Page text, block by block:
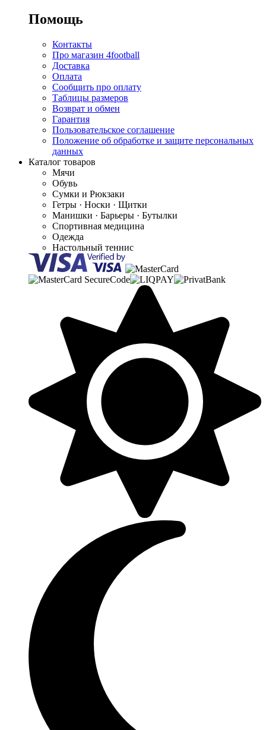
Помощь
Контакты
Про магазин 4football
Доставка
Оплата
Сообщить про оплату
Таблицы размеров
Возврат и обмен
Гарантия
Пользовательское соглашение
Положение об обработке и защите персональных
данных
Каталог товаров
Мячи
Обувь
Сумки и Рюкзаки
Гетры · Носки · Щитки
Манишки · Барьеры · Бутылки
Спортивная медицина
Одежда
Настольный теннис